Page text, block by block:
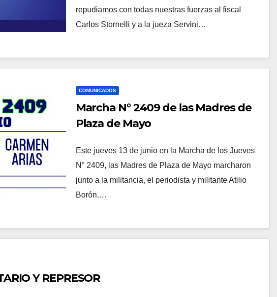
repudiamos con todas nuestras fuerzas al fiscal
Carlos Stornelli y a la jueza Servini…
COMUNICADOS
Marcha N° 2409 de las Madres de
Plaza de Mayo
Este jueves 13 de junio en la Marcha de los Jueves
N° 2409, las Madres de Plaza de Mayo marcharon
junto a la militancia, el periodista y militante Atilio
Borón,…
Y REPRESOR